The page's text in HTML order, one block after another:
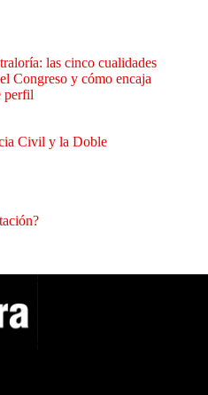
las cinco cualidades
Congreso y cómo encaja
perfil
Civil y la Doble